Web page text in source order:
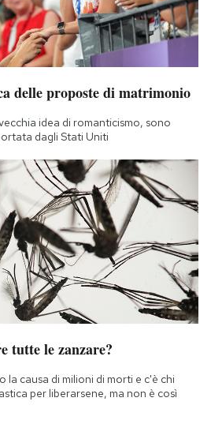
delle proposte di matrimonio
idea di romanticismo, sono
dagli Stati Uniti
tutte le zanzare?
la causa di milioni di morti e c'è chi
per liberarsene, ma non è così